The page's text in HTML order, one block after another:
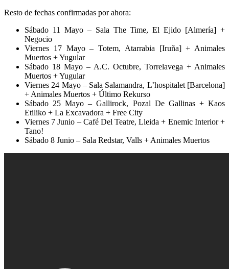
Resto de fechas confirmadas por ahora:
Sábado 11 Mayo – Sala The Time, El Ejido [Almería] +
Negocio
Viernes 17 Mayo – Totem, Atarrabia [Iruña] + Animales
Muertos + Yugular
Sábado 18 Mayo – A.C. Octubre, Torrelavega + Animales
Muertos + Yugular
Viernes 24 Mayo – Sala Salamandra, L’hospitalet [Barcelona]
+ Animales Muertos + Último Rekurso
Sábado 25 Mayo – Gallirock, Pozal De Gallinas + Kaos
Etiliko + La Excavadora + Free City
Viernes 7 Junio – Café Del Teatre, Lleida + Enemic Interior +
Tano!
Sábado 8 Junio – Sala Redstar, Valls + Animales Muertos